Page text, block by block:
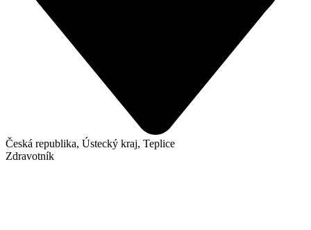
Česká republika, Ústecký kraj, Teplice
Zdravotník